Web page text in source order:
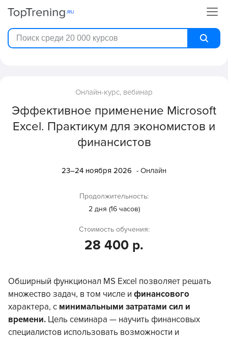
Онлайн-курс, вебинар
Эффективное применение Microsoft
Excel. Практикум для экономистов и
финансистов
23–24 ноября 2026 - Онлайн
Продолжительность:
2 дня (16 часов)
Стоимость обучения:
28 400 р.
Обширный функционал MS Excel позволяет решать
множество задач, в том числе и финансового
характера, с минимальными затратами сил и
времени. Цель семинара — научить финансовых
специалистов использовать возможности и